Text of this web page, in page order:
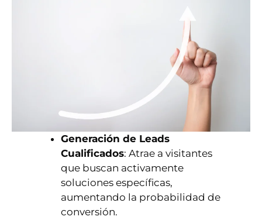
Generación de Leads
Cualificados: Atrae a visitantes
que buscan activamente
soluciones específicas,
aumentando la probabilidad de
conversión.